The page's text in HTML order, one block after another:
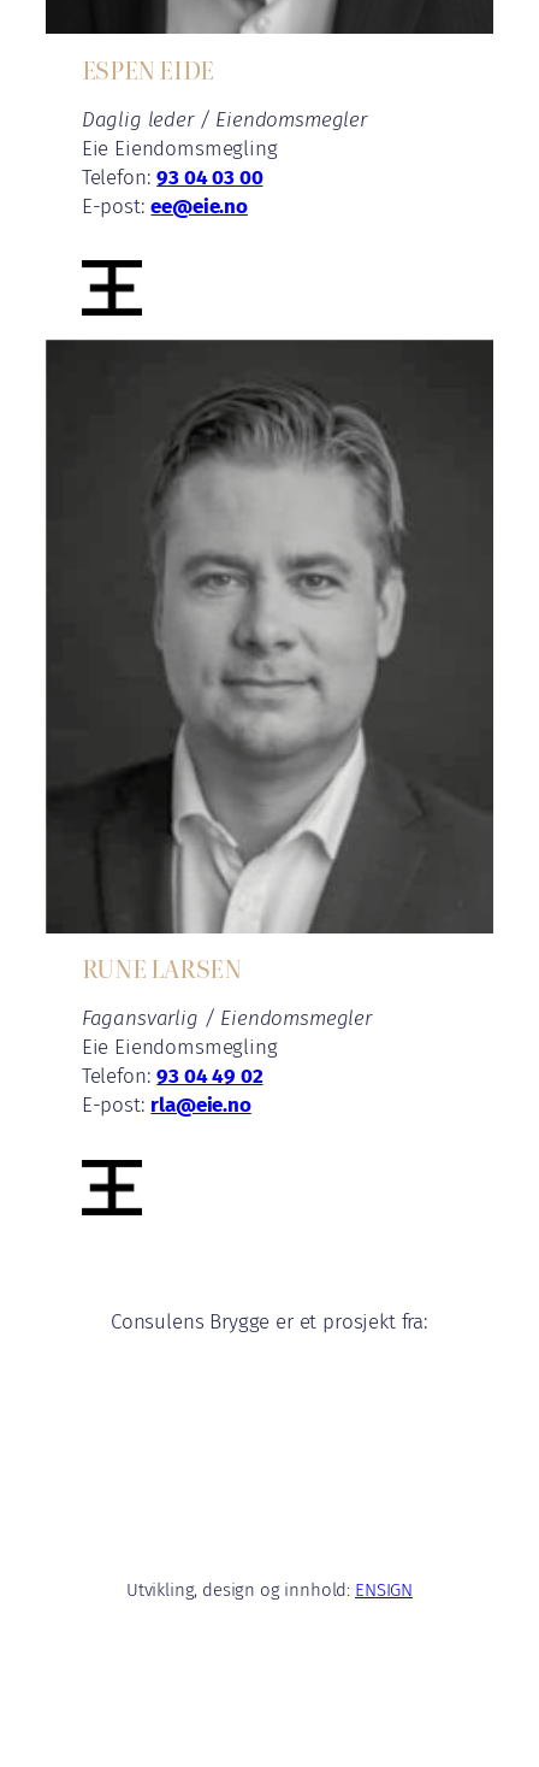
ESPEN EIDE
Daglig leder / Eiendomsmegler
Eie Eiendomsmegling
Telefon:93 04 03 00
E-post:ee@eie.no
RUNE LARSEN
Fagansvarlig / Eiendomsmegler
Eie Eiendomsmegling
Telefon:93 04 49 02
E-post: rla@eie.no
Consulens Brygge er et prosjekt fra:
Utvikling, design og innhold: ENSIGN